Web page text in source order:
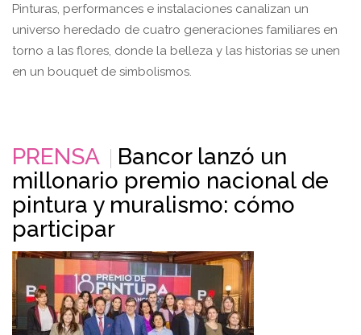
Pinturas, performances e instalaciones canalizan un
universo heredado de cuatro generaciones familiares en
torno a las flores, donde la belleza y las historias se unen
en un bouquet de simbolismos.
PRENSA
Bancor lanzó un
millonario premio nacional de
pintura y muralismo: cómo
participar